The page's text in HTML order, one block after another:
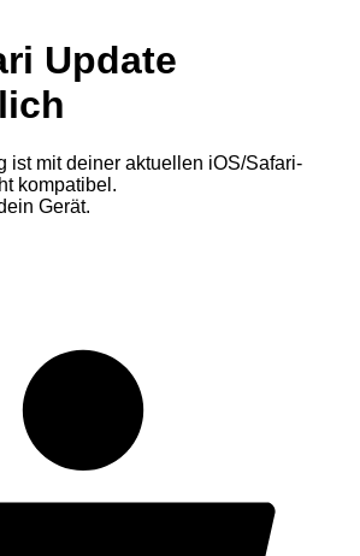
Update
ist mit deiner aktuellen iOS/Safari-
kompatibel.
Gerät.